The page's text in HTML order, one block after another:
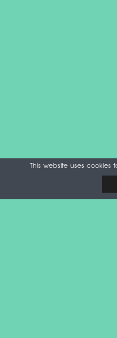
This website uses